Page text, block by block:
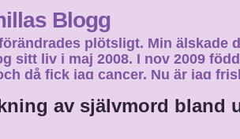
Blogg
plötsligt. Min älskade
sitt liv i maj 2008. I nov 2009
då fick jag cancer. Nu är jag
av självmord bland